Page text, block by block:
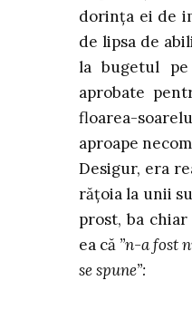
dorința ei de
de lipsa de
la bugetul
aprobate
floarea-
aproape
Desigur, era
rățoia la unii
prost, ba
ea că ”n-a fost
se spune”: